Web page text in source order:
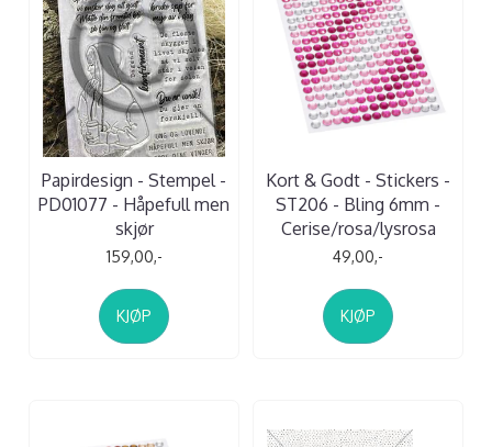
Papirdesign - Stempel -
PD01077 - Håpefull men
skjør
159,00,-
KJØP
Kort & Godt - Stickers -
ST206 - Bling 6mm -
Cerise/rosa/lysrosa
49,00,-
KJØP